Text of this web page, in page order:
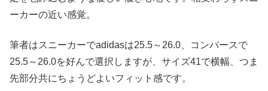
ーカーの近い感覚。
筆者はスニーカーでadidasは25.5～26.0、 コンバースで
25.5～26.0を好んで選択しますが、サイズ41で横幅、つま
先部分共にちょうどよいフィット感です。